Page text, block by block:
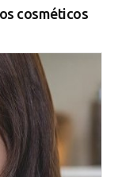
cosméticos